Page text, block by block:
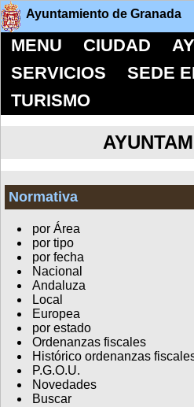
Ayuntamiento de Granada
MENU CIUDAD
SERVICIOS
SEDE
TURISMO
Normativa
por Área
por tipo
por fecha
Nacional
Andaluza
Local
Europea
por estado
Ordenanzas fiscales
Histórico ordenanzas
P.G.O.U.
Novedades
Buscar